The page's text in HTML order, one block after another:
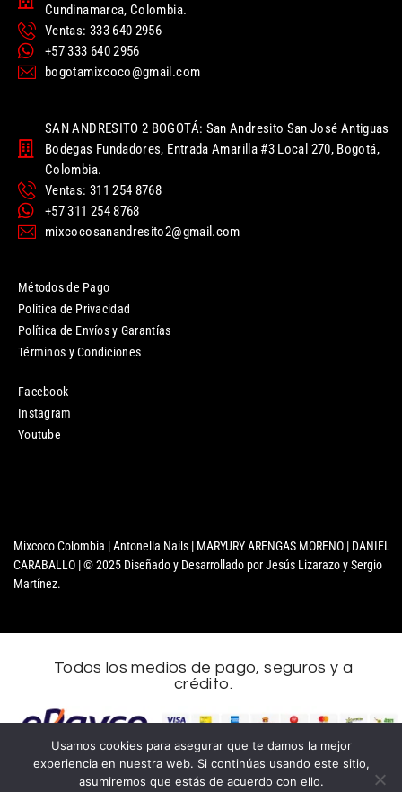
Cundinamarca, Colombia.
Ventas: 333 640 2956
+57 333 640 2956
bogotamixcoco@gmail.com
SAN ANDRESITO 2 BOGOTÁ: San Andresito San José Antiguas
Bodegas Fundadores, Entrada Amarilla #3 Local 270, Bogotá,
Colombia.
Ventas: 311 254 8768
+57 311 254 8768
mixcocosanandresito2@gmail.com
Métodos de Pago
Política de Privacidad
Política de Envíos y Garantías
Términos y Condiciones
Facebook
Instagram
Youtube
Mixcoco Colombia | Antonella Nails | MARYURY ARENGAS MORENO | DANIEL
CARABALLO | © 2025 Diseñado y Desarrollado por Jesús Lizarazo y Sergio
Martínez.
Todos los medios de pago, seguros y a
crédito.
Usamos cookies para asegurar que te damos la mejor
experiencia en nuestra web. Si continúas usando este sitio,
asumiremos que estás de acuerdo con ello.